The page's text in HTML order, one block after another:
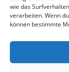
wie das
verarbeiten. Wenn
können bestimmte
26
27
« Jan.
März »
ARCHIV